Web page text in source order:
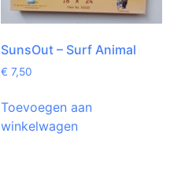
SunsOut – Surf Animal
€ 7,50
Toevoegen aan
winkelwagen